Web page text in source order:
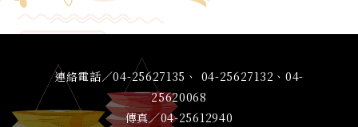
連絡電話／04-25627135、 04-25627132、04-
25620068
傳真／04-25612940